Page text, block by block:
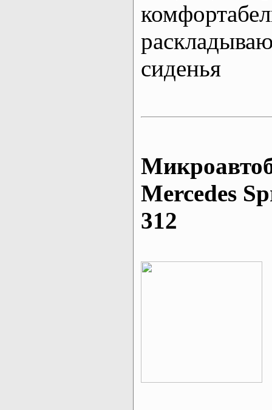
сиденья
Mеrcedes
312